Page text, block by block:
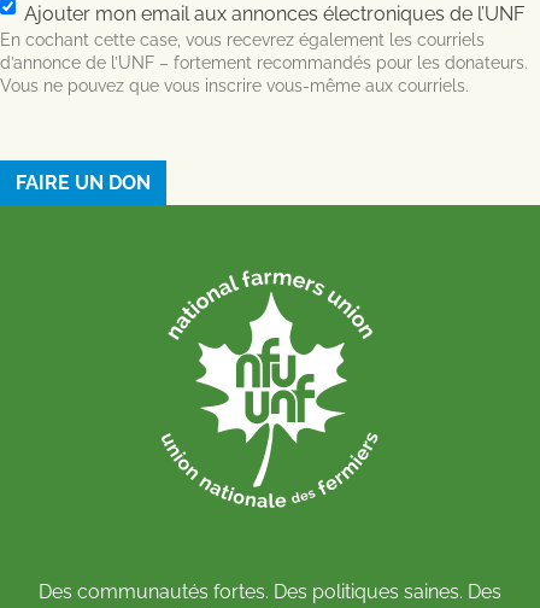
Ajouter mon email aux annonces électroniques de l’UNF
En cochant cette case, vous recevrez également les courriels
d’annonce de l’UNF – fortement recommandés pour les donateurs.
Vous ne pouvez que vous inscrire vous-même aux courriels.
Des communautés fortes. Des politiques saines. Des